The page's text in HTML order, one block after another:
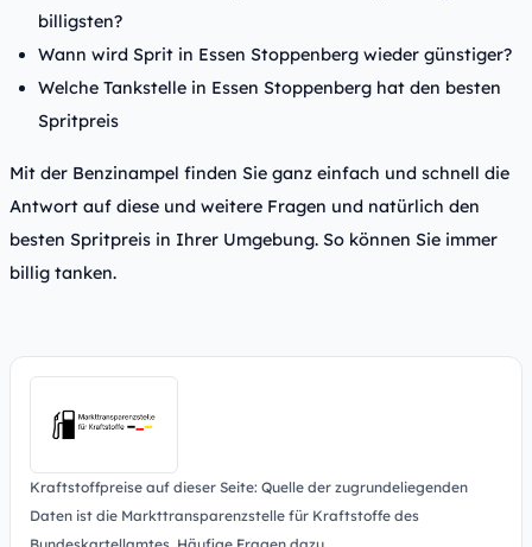
billigsten?
Wann wird Sprit in Essen Stoppenberg wieder günstiger?
Welche Tankstelle in Essen Stoppenberg hat den besten
Spritpreis
Mit der Benzinampel finden Sie ganz einfach und schnell die
Antwort auf diese und weitere Fragen und natürlich den
besten Spritpreis in Ihrer Umgebung. So können Sie immer
billig tanken.
Kraftstoffpreise auf dieser Seite: Quelle der zugrundeliegenden
Daten ist die Markttransparenzstelle für Kraftstoffe des